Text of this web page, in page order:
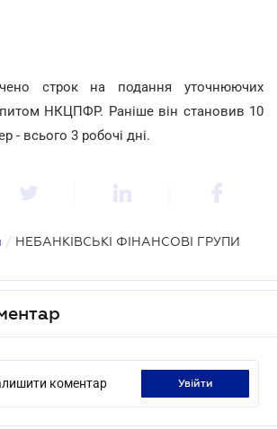
строк на подання уточнюючих
НКЦПФР. Раніше він становив 10
- всього 3 робочі дні.
/ НЕБАНКІВСЬКІ ФІНАНСОВІ ГРУПИ
коментар увійти